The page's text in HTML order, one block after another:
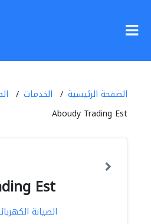
الصفحة الرئيسية الخدمات
Aboudy Trading Est
Est
الصيانة